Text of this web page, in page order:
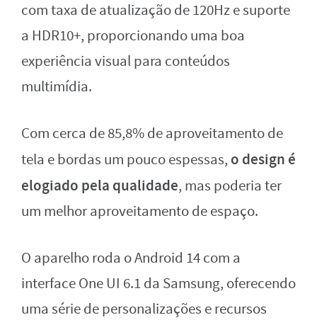
com taxa de atualização de 120Hz e suporte
a HDR10+, proporcionando uma boa
experiência visual para conteúdos
multimídia.
Com cerca de 85,8% de aproveitamento de
tela e bordas um pouco espessas, o design é
elogiado pela qualidade, mas poderia ter
um melhor aproveitamento de espaço.
O aparelho roda o Android 14 com a
interface One UI 6.1 da Samsung, oferecendo
uma série de personalizações e recursos